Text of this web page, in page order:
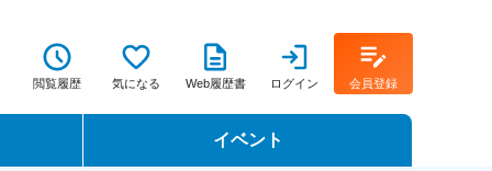
閲覧履歴 気になる Web履歴書 ログイン 会員登録
イベント